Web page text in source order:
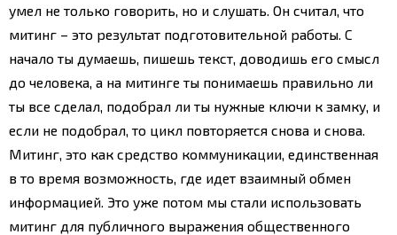
умел не только говорить, но и слушать. Он считал, что
митинг – это результат подготовительной работы. С
начало ты думаешь, пишешь текст, доводишь его смысл
до человека, а на митинге ты понимаешь правильно ли
ты все сделал, подобрал ли ты нужные ключи к замку, и
если не подобрал, то цикл повторяется снова и снова.
Митинг, это как средство коммуникации, единственная
в то время возможность, где идет взаимный обмен
информацией. Это уже потом мы стали использовать
митинг для публичного выражения общественного